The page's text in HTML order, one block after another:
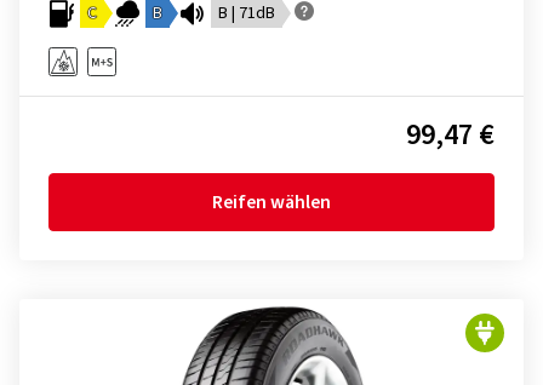
C B B | 71dB
99,47 €
Reifen wählen